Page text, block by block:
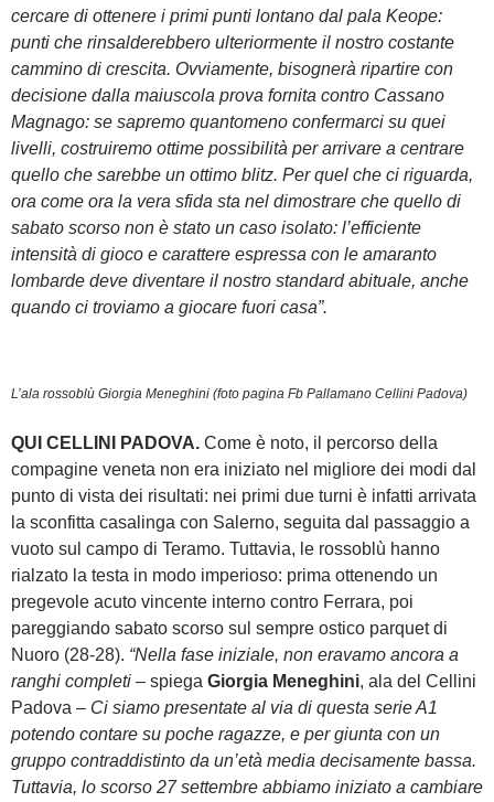
cercare di ottenere i primi punti lontano dal pala Keope:
punti che rinsalderebbero ulteriormente il nostro costante
cammino di crescita. Ovviamente, bisognerà ripartire con
decisione dalla maiuscola prova fornita contro Cassano
Magnago: se sapremo quantomeno confermarci su quei
livelli, costruiremo ottime possibilità per arrivare a centrare
quello che sarebbe un ottimo blitz. Per quel che ci riguarda,
ora come ora la vera sfida sta nel dimostrare che quello di
sabato scorso non è stato un caso isolato: l’efficiente
intensità di gioco e carattere espressa con le amaranto
lombarde deve diventare il nostro standard abituale, anche
quando ci troviamo a giocare fuori casa”.
L’ala rossoblù Giorgia Meneghini (foto pagina Fb Pallamano Cellini Padova)
QUI CELLINI PADOVA. Come è noto, il percorso della
compagine veneta non era iniziato nel migliore dei modi dal
punto di vista dei risultati: nei primi due turni è infatti arrivata
la sconfitta casalinga con Salerno, seguita dal passaggio a
vuoto sul campo di Teramo. Tuttavia, le rossoblù hanno
rialzato la testa in modo imperioso: prima ottenendo un
pregevole acuto vincente interno contro Ferrara, poi
pareggiando sabato scorso sul sempre ostico parquet di
Nuoro (28-28). “Nella fase iniziale, non eravamo ancora a
ranghi completi – spiega Giorgia Meneghini, ala del Cellini
Padova – Ci siamo presentate al via di questa serie A1
potendo contare su poche ragazze, e per giunta con un
gruppo contraddistinto da un’età media decisamente bassa.
Tuttavia, lo scorso 27 settembre abbiamo iniziato a cambiare